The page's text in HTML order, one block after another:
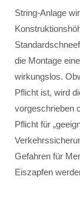
String-Anlage
die Montage
wirkungslos.
Pflicht ist, wird
vorgeschrieben
Pflicht für
Gefahren für
Eiszapfen